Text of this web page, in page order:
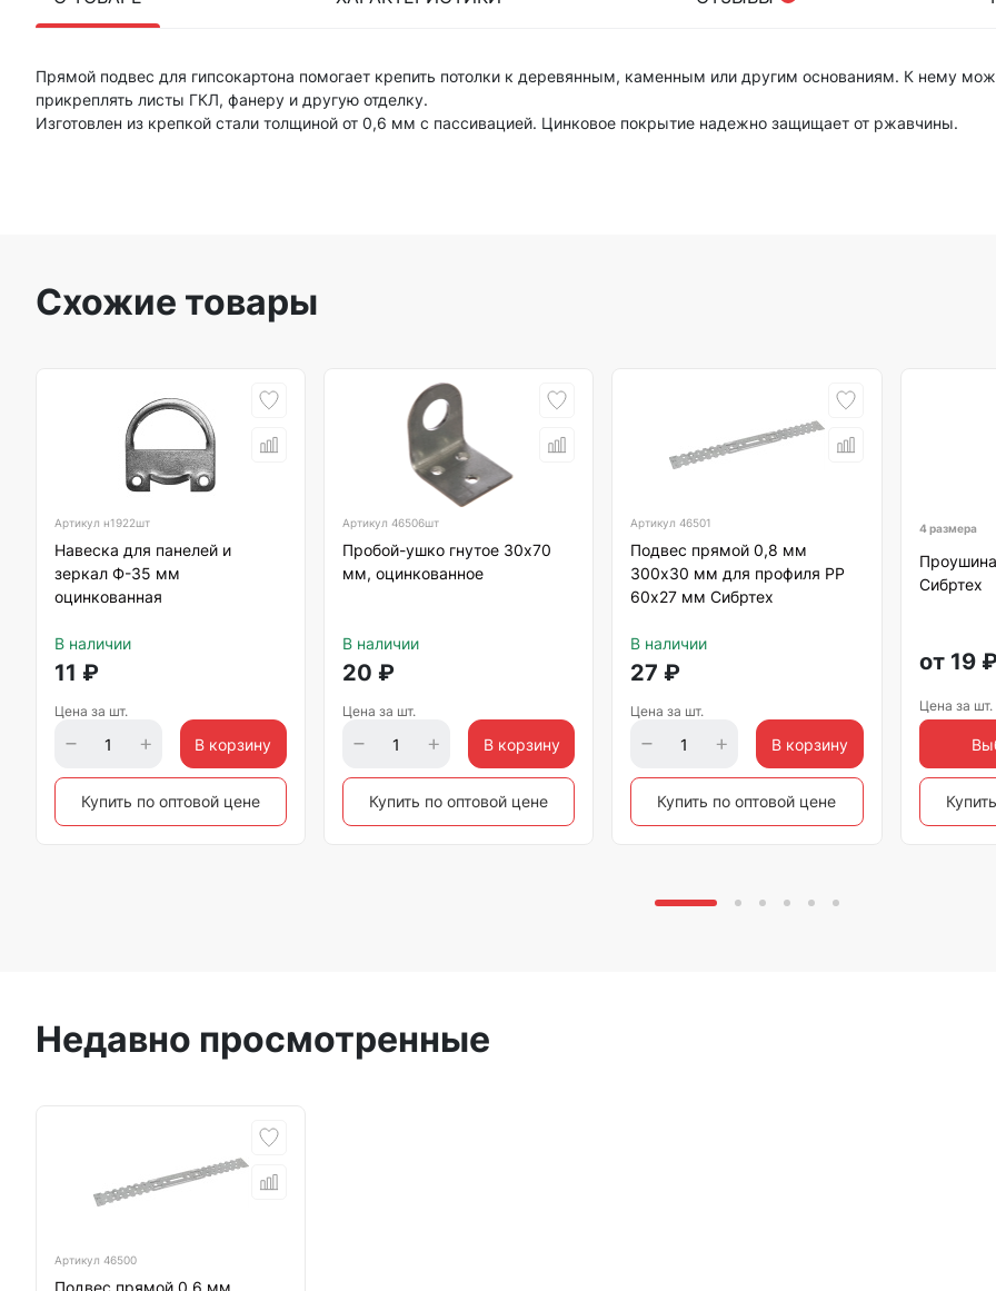
Прямой подвес для гипсокартона помогает крепить потолки к деревянным, каменным или другим основаниям. К нему
прикреплять листы ГКЛ, фанеру и другую отделку.
Изготовлен из крепкой стали толщиной от 0,6 мм с пассивацией. Цинковое покрытие надежно защищает от ржавчины.
Схожие товары
Артикул н1922шт
Навеска для панелей и
зеркал Ф-35 мм
оцинкованная
В наличии
11 ₽
Цена за шт.
В корзину
Купить по оптовой цене
Артикул46506шт
Пробой-ушко гнутое 30х70
мм, оцинкованное
В наличии
20 ₽
Цена за шт.
В корзину
Купить по оптовой цене
Артикул46501
Подвес прямой 0,8 мм
300х30 мм для профиля РР
60х27 мм Сибртех
В наличии
27 ₽
Цена за шт.
В корзину
Купить по оптовой цене
4 размера
Сибртех
от 19
Цена за шт.
Недавно просмотренные
Артикул 46500
Подвес прямой 0,6 мм